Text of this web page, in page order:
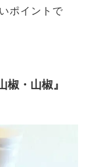
ポイントで
・山椒』